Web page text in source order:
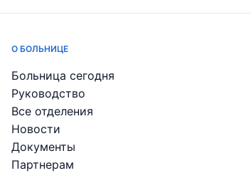
О БОЛЬНИЦЕ
Больница сегодня
Руководство
Все отделения
Новости
Документы
Партнерам